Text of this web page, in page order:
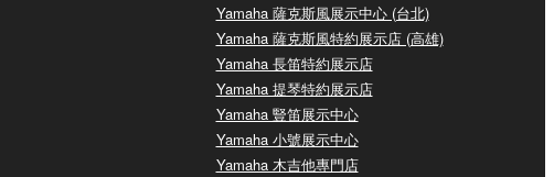
Yamaha 薩克斯風展示中心 (台北)
Yamaha 薩克斯風特約展示店 (高雄)
Yamaha 長笛特約展示店
Yamaha 提琴特約展示店
Yamaha 豎笛展示中心
Yamaha 小號展示中心
Yamaha 木吉他專門店